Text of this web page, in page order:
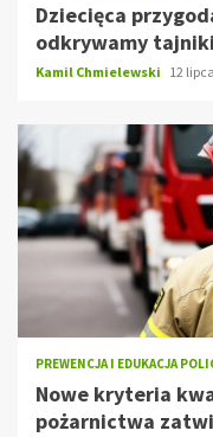
Dziecięca
odkrywamy
Kamil Chmielewski 12
PREWENCJA I EDUKACJA
Nowe kryteria
pożarnictwa